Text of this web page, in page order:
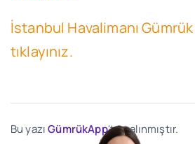
İstanbul Havalimanı
tıklayınız.
Bu yazıGümrükApp'ten alınmıştır.